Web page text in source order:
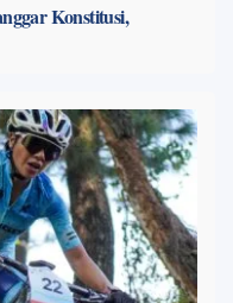
Konstitusi,